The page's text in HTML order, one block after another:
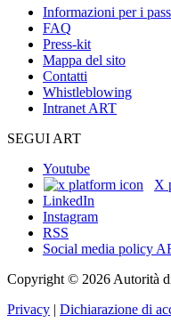
Informazioni per i
FAQ
Press-kit
Mappa del sito
Contatti
Whistleblowing
Intranet ART
SEGUI ART
Youtube
X
LinkedIn
Instagram
RSS
Social media policy
Copyright © 2026 Autorità
Privacy | Dichiarazione di